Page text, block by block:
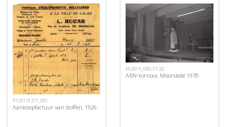
PT20131211_001
Aankoopfactuur van stoffen, 1926
PV2015_090-17-20
ABN-tornooi, Moorslede 1970